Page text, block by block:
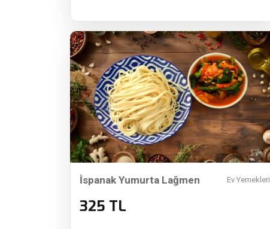
İspanak Yumurta Lağmen Ev Yemekleri
325 TL